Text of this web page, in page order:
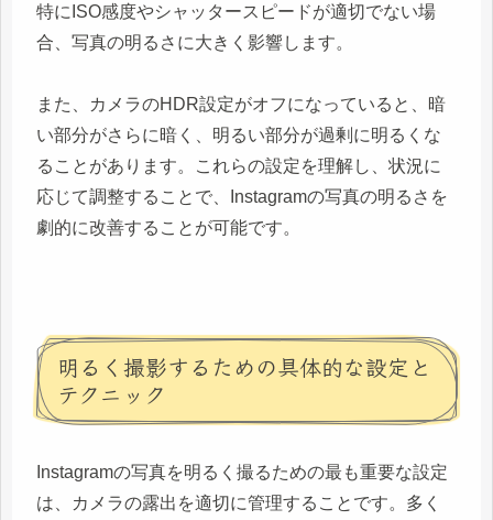
特にISO感度やシャッタースピードが適切でない場
合、写真の明るさに大きく影響します。
また、カメラのHDR設定がオフになっていると、暗
い部分がさらに暗く、明るい部分が過剰に明るくな
ることがあります。これらの設定を理解し、状況に
応じて調整することで、Instagramの写真の明るさを
劇的に改善することが可能です。
明るく撮影するための具体的な設定と
テクニック
Instagramの写真を明るく撮るための最も重要な設定
は、カメラの露出を適切に管理することです。多く